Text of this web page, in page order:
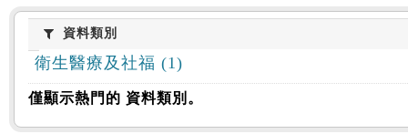
資料類別
資料類別
衛生醫療及社福 (1)
僅顯示熱門的 資料類別。